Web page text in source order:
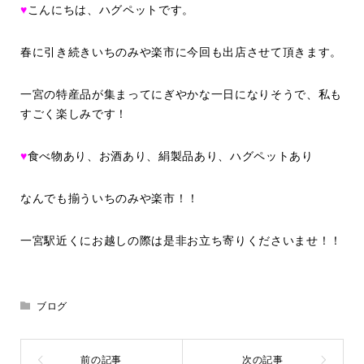
♥こんにちは、ハグペットです。
春に引き続きいちのみや楽市に今回も出店させて頂きます。
一宮の特産品が集まってにぎやかな一日になりそうで、私も
すごく楽しみです！
♥食べ物あり、お酒あり、絹製品あり、ハグペットあり
なんでも揃ういちのみや楽市！！
一宮駅近くにお越しの際は是非お立ち寄りくださいませ！！
ブログ